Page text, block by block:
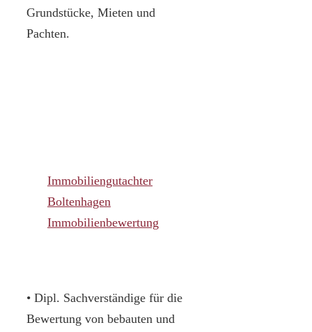
Grundstücke, Mieten und
Pachten.
Immobiliengutachter
Boltenhagen
Immobilienbewertung
• Dipl. Sachverständige für die
Bewertung von bebauten und